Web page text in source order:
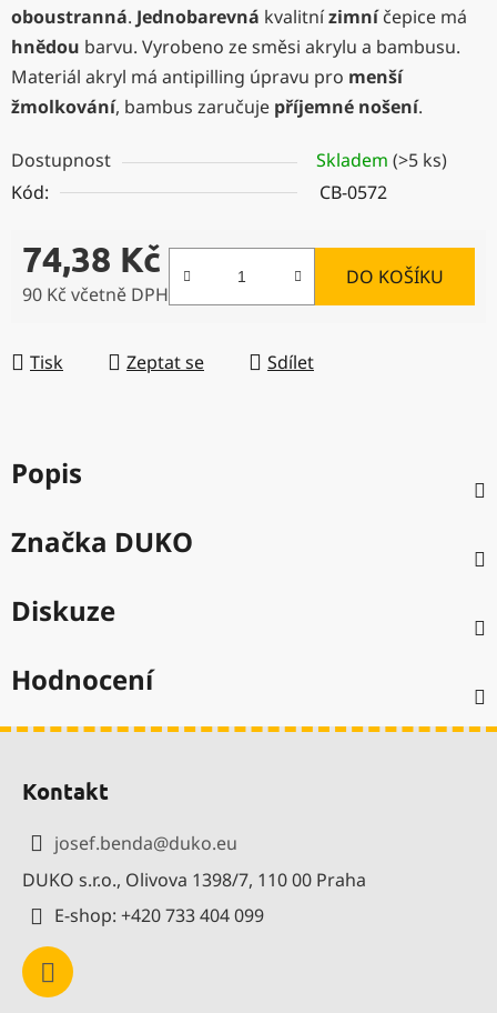
oboustranná. Jednobarevná kvalitnízimníčepice má
hnědou barvu. Vyrobeno ze směsi akrylu a bambusu.
Materiál akryl má antipilling úpravu pro menší
žmolkování, bambus zaručuje příjemné nošení.
Dostupnost Skladem (>5 ks)
Kód:
CB-0572
74,38 Kč
90 Kč včetně DPH
DO KOŠÍKU
Tisk Zeptat se Sdílet
Popis
Značka DUKO
Diskuze
Hodnocení
Kontakt
josef.benda@duko.eu
DUKO s.r.o., Olivova 1398/7, 110 00 Praha
E-shop: +420 733 404 099